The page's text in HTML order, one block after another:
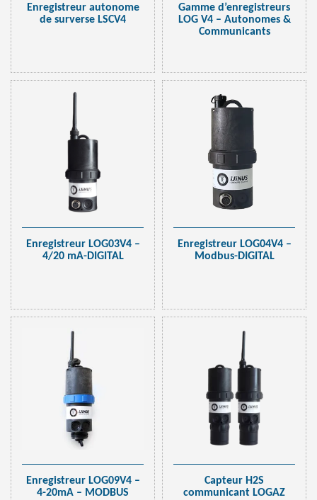
Enregistreur autonome
de surverse LSCV4
Gamme d’enregistreurs
LOG V4 – Autonomes &
Communicants
Enregistreur LOG03V4 –
4/20 mA-DIGITAL
Enregistreur LOG04V4 –
Modbus-DIGITAL
Enregistreur LOG09V4 –
4-20mA – MODBUS
Capteur H2S
communicant LOGAZ